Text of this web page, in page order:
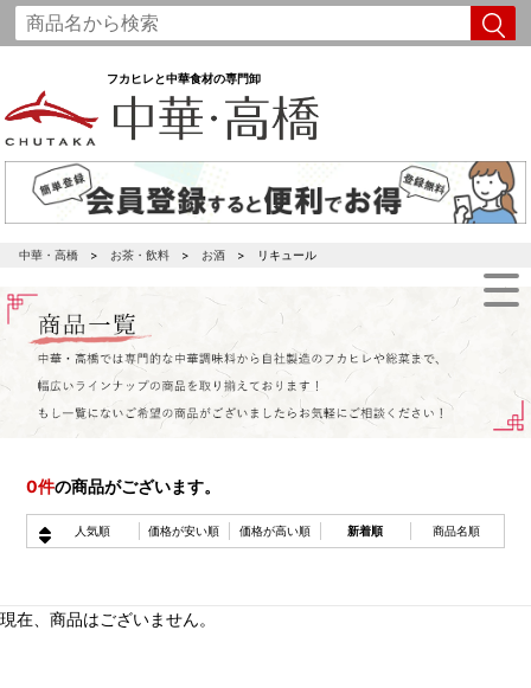
フカヒレと中華食材の専門卸
中華・高橋 お茶・飲料 お酒 リキュール
0件の商品がございます。
人気順 価格が安い順 価格が高い順 新着順 商品名順
現在、商品はございません。